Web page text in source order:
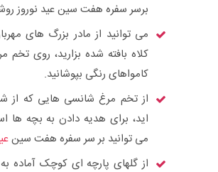
برسر سفره هفت سین عید نوروز
می توانید از مادر بزرگ های
کلاه بافته شده بزارید، روی تخم
کامواهای رنگی بپوشانید.
از تخم مرغ شانسی هایی که از
اید، برای هدیه دادن به بچه ها
می توانید بر سر سفره هفت سین
از گلهای پارچه ای کوچک آماده